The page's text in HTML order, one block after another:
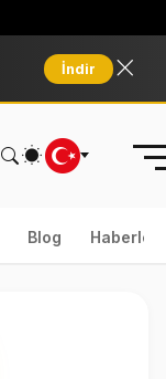
İndir
Blog Haberler